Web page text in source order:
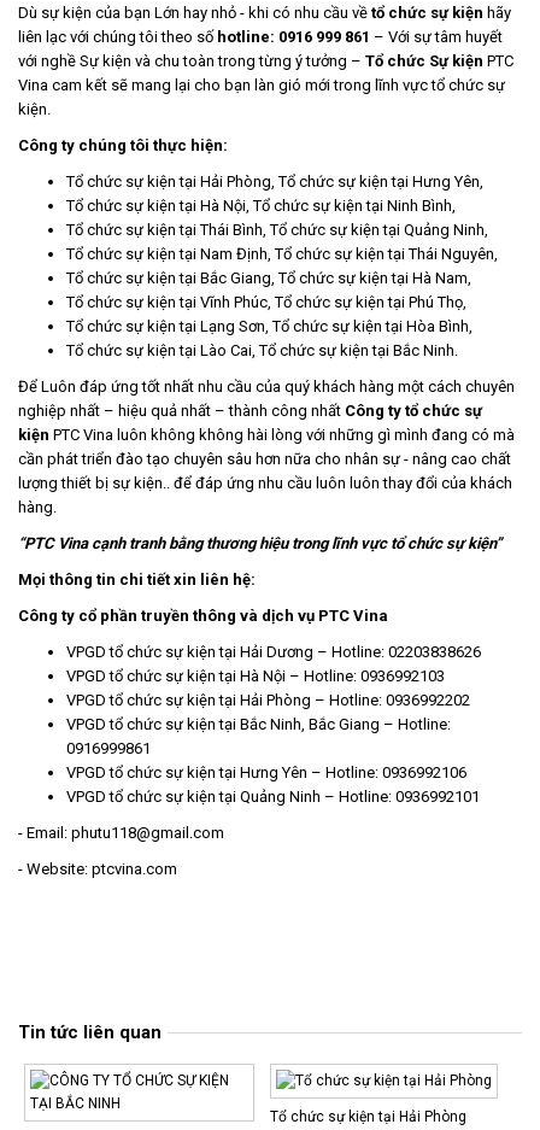
Dù sự kiện của bạn Lớn hay nhỏ - khi có nhu cầu về tổ chức sự kiện hãy
liên lạc với chúng tôi theo số hotline: 0916 999 861 – Với sự tâm huyết
với nghề Sự kiện và chu toàn trong từng ý tưởng – Tổ chức Sự kiện PTC
Vina cam kết sẽ mang lại cho bạn làn gió mới trong lĩnh vực tổ chức sự
kiện.
Công ty chúng tôi thực hiện:
Tổ chức sự kiện tại Hải Phòng, Tổ chức sự kiện tại Hưng Yên,
Tổ chức sự kiện tại Hà Nội, Tổ chức sự kiện tại Ninh Bình,
Tổ chức sự kiện tại Thái Bình, Tổ chức sự kiện tại Quảng Ninh,
Tổ chức sự kiện tại Nam Định, Tổ chức sự kiện tại Thái Nguyên,
Tổ chức sự kiện tại Bắc Giang, Tổ chức sự kiện tại Hà Nam,
Tổ chức sự kiện tại Vĩnh Phúc, Tổ chức sự kiện tại Phú Thọ,
Tổ chức sự kiện tại Lạng Sơn, Tổ chức sự kiện tại Hòa Bình,
Tổ chức sự kiện tại Lào Cai, Tổ chức sự kiện tại Bắc Ninh.
Để Luôn đáp ứng tốt nhất nhu cầu của quý khách hàng một cách chuyên
nghiệp nhất – hiệu quả nhất – thành công nhất Công ty tổ chức sự
kiện PTC Vina luôn không không hài lòng với những gì mình đang có mà
cần phát triển đào tạo chuyên sâu hơn nữa cho nhân sự - nâng cao chất
lượng thiết bị sự kiện.. để đáp ứng nhu cầu luôn luôn thay đổi của khách
hàng.
“PTC Vina cạnh tranh bằng thương hiệu trong lĩnh vực tổ chức sự kiện”
Mọi thông tin chi tiết xin liên hệ:
Công ty cổ phần truyền thông và dịch vụ PTC Vina
VPGDtổ chức sự kiện tại Hải Dương – Hotline: 02203838626
VPGDtổ chức sự kiện tại Hà Nội – Hotline: 0936992103
VPGDtổ chức sự kiện tại Hải Phòng – Hotline: 0936992202
VPGDtổ chức sự kiện tại Bắc Ninh, Bắc Giang – Hotline:
0916999861
VPGDtổ chức sự kiện tại Hưng Yên – Hotline: 0936992106
VPGDtổ chức sự kiện tại Quảng Ninh – Hotline: 0936992101
- Email: phutu118@gmail.com
- Website: ptcvina.com
Tin tức liên quan
Tổ chức sự kiện tại Hải Phòng